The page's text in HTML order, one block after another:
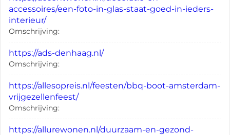
accessoires/een-foto-in-glas-staat-goed-in-ieders-
interieur/
Omschrijving:
https://ads-denhaag.nl/
Omschrijving:
https://allesopreis.nl/feesten/bbq-boot-amsterdam-
vrijgezellenfeest/
Omschrijving:
https://allurewonen.nl/duurzaam-en-gezond-